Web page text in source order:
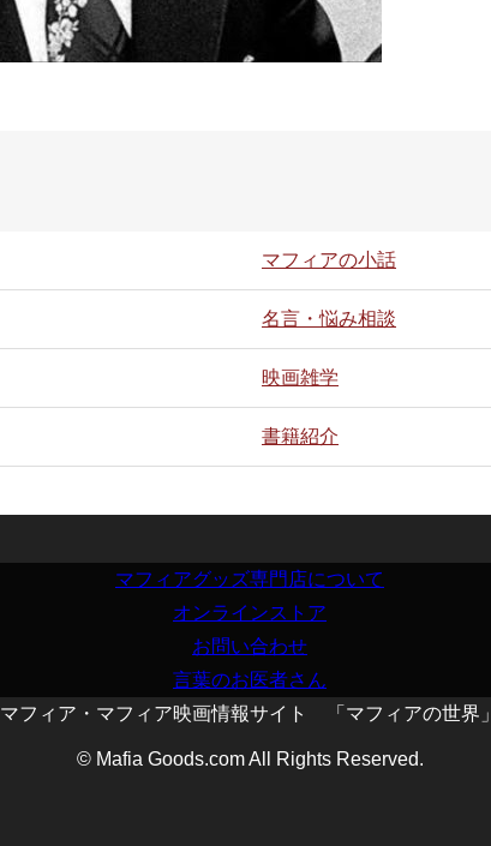
マフィアの小話
名言・悩み相談
映画雑学
書籍紹介
マフィアグッズ専門店について
オンラインストア
お問い合わせ
言葉のお医者さん
マフィア・マフィア映画情報サイト 「マフィアの世界」
© Mafia Goods.com All Rights Reserved.